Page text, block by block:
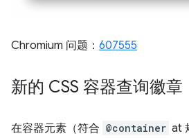
Chromium 问题： 607555
新的 CSS 容器查询徽章
在容器元素（符合 @container at